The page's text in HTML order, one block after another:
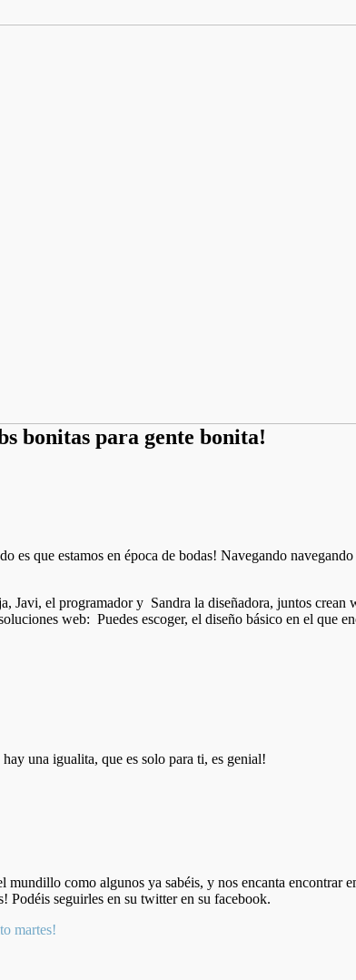
bonitas para gente bonita!
que estamos en época de bodas! Navegando
Javi, el programador y Sandra la diseñadora, juntos crean
web: Puedes escoger, el diseño básico en el que
una igualita, que es solo para ti, es genial!
como algunos ya sabéis, y nos encanta encontrar
Podéis seguirles en su twitter en su facebook.
martes!